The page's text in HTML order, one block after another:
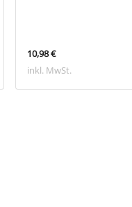
10,98 €
inkl. MwSt.